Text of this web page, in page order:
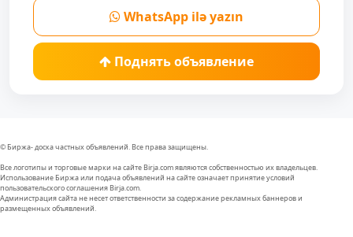
WhatsApp ilə yazın
Поднять объявление
© Биржа- доска частных объявлений. Все права защищены.
Все логотипы и торговые марки на сайте Birja.com являются собственностью их владельцев.
Использование Биржа или подача объявлений на сайте означает принятие условий
пользовательского соглашения Birja.com.
Администрация сайта не несет ответственности за содержание рекламных баннеров и
размещенных объявлений.